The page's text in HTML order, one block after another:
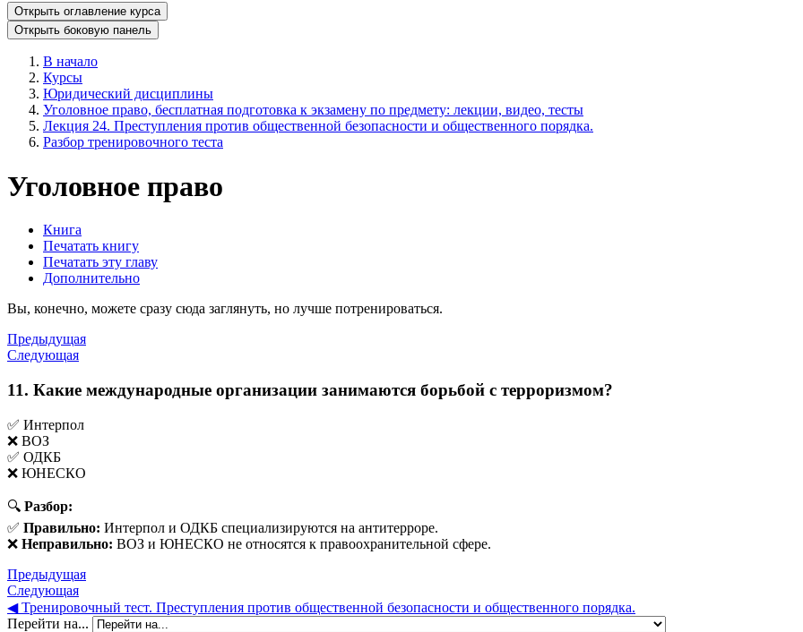
Открыть оглавление курса
Открыть боковую панель
В начало
Курсы
Юридический дисциплины
Уголовное право, бесплатная подготовка к экзамену по предмету: лекции, видео, тесты
Лекция 24. Преступления против общественной безопасности и общественного порядка.
Разбор тренировочного теста
Уголовное право
Книга
Печатать книгу
Печатать эту главу
Дополнительно
Вы, конечно, можете сразу сюда заглянуть, но лучше потренироваться.
Предыдущая
Следующая
11. Какие международные организации занимаются борьбой с терроризмом?
✅ Интерпол
❌ ВОЗ
✅ ОДКБ
❌ ЮНЕСКО
🔍 Разбор:
✅ Правильно: Интерпол и ОДКБ специализируются на антитерроре.
❌ Неправильно: ВОЗ и ЮНЕСКО не относятся к правоохранительной сфере.
Предыдущая
Следующая
◀︎ Тренировочный тест. Преступления против общественной безопасности и общественного порядка.
Перейти на...